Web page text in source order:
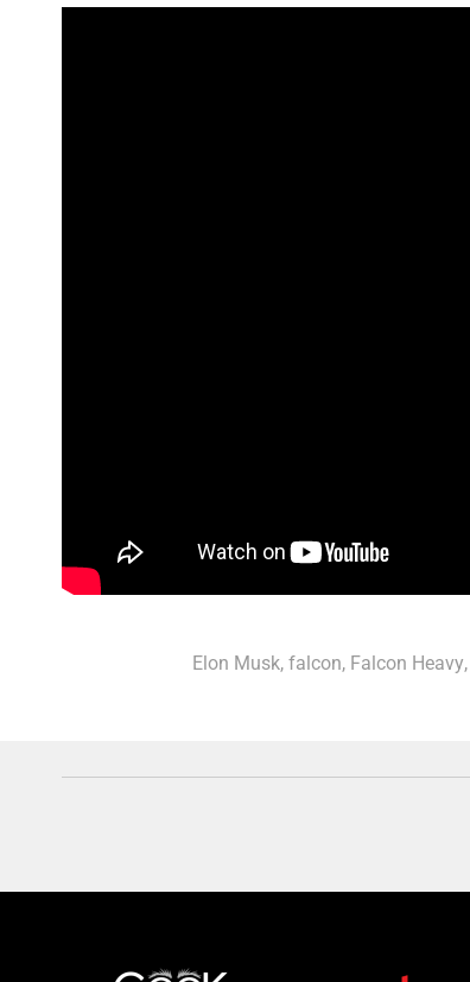
Elon Musk, falcon, Falcon Heavy,